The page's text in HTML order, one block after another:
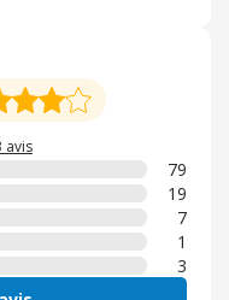
avis
79
19
7
1
3